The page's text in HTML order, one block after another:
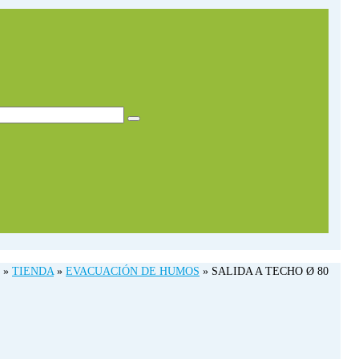
» TIENDA » EVACUACIÓN DE HUMOS » SALIDA A TECHO Ø 80